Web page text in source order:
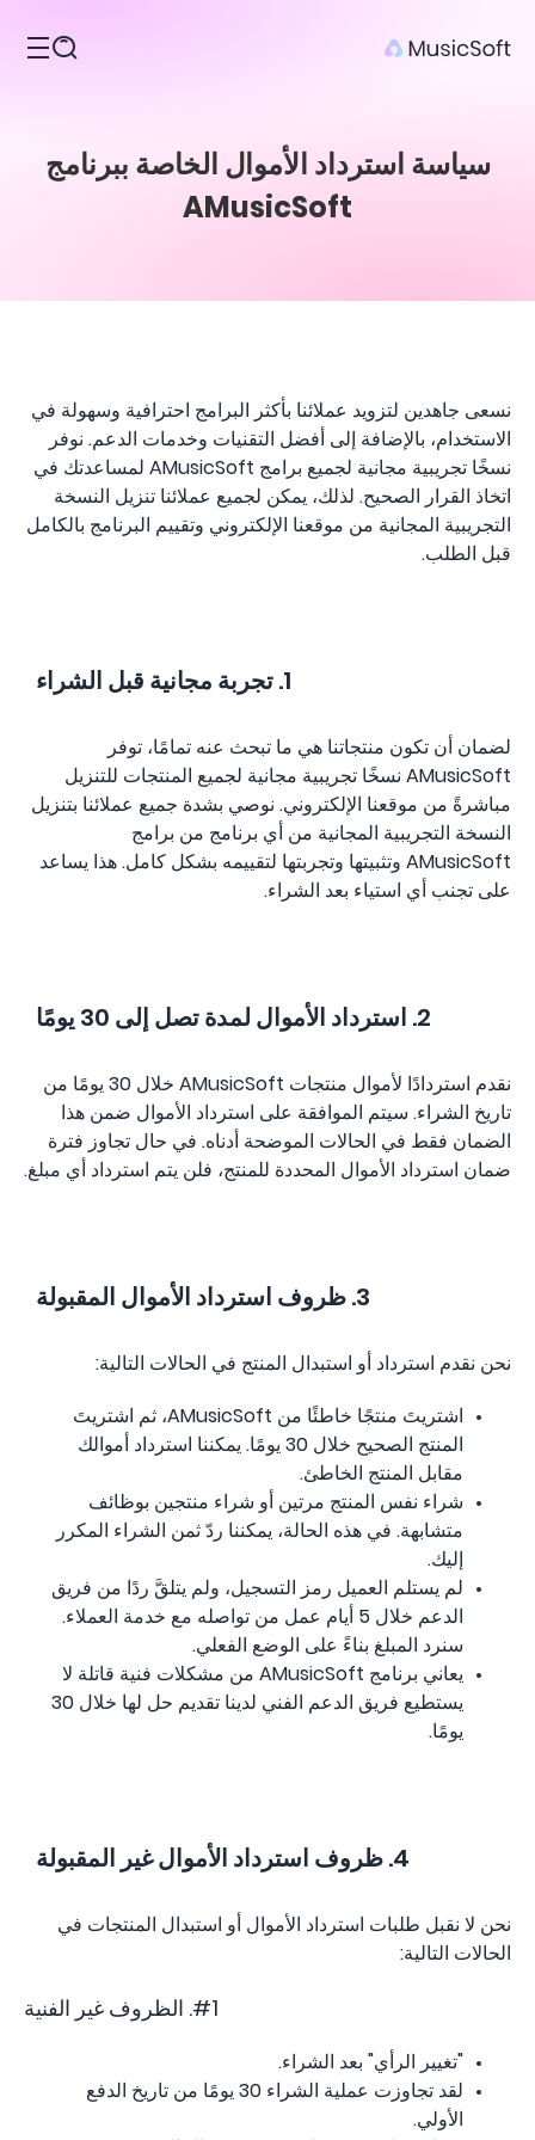
سياسة استرداد الأموال الخاصة ببرنامج
AMusicSoft
نسعى جاهدين لتزويد عملائنا بأكثر البرامج احترافية وسهولة في
الاستخدام، بالإضافة إلى أفضل التقنيات وخدمات الدعم. نوفر
نسخًا تجريبية مجانية لجميع برامج AMusicSoft لمساعدتك في
اتخاذ القرار الصحيح. لذلك، يمكن لجميع عملائنا تنزيل النسخة
التجريبية المجانية من موقعنا الإلكتروني وتقييم البرنامج بالكامل
قبل الطلب.
1. تجربة مجانية قبل الشراء
لضمان أن تكون منتجاتنا هي ما تبحث عنه تمامًا، توفر
AMusicSoft نسخًا تجريبية مجانية لجميع المنتجات للتنزيل
مباشرةً من موقعنا الإلكتروني. نوصي بشدة جميع عملائنا بتنزيل
النسخة التجريبية المجانية من أي برنامج من برامج
AMusicSoft وتثبيتها وتجربتها لتقييمه بشكل كامل. هذا يساعد
على تجنب أي استياء بعد الشراء.
2. استرداد الأموال لمدة تصل إلى 30 يومًا
نقدم استردادًا لأموال منتجات AMusicSoft خلال 30 يومًا من
تاريخ الشراء. سيتم الموافقة على استرداد الأموال ضمن هذا
الضمان فقط في الحالات الموضحة أدناه. في حال تجاوز فترة
ضمان استرداد الأموال المحددة للمنتج، فلن يتم استرداد أي مبلغ.
3. ظروف استرداد الأموال المقبولة
نحن نقدم استرداد أو استبدال المنتج في الحالات التالية:
اشتريتَ منتجًا خاطئًا من AMusicSoft، ثم اشتريتَ
المنتج الصحيح خلال 30 يومًا. يمكننا استرداد أموالك
مقابل المنتج الخاطئ.
شراء نفس المنتج مرتين أو شراء منتجين بوظائف
متشابهة. في هذه الحالة، يمكننا ردّ ثمن الشراء المكرر
إليك.
لم يستلم العميل رمز التسجيل، ولم يتلقَّ ردًا من فريق
الدعم خلال 5 أيام عمل من تواصله مع خدمة العملاء.
سنرد المبلغ بناءً على الوضع الفعلي.
يعاني برنامج AMusicSoft من مشكلات فنية قاتلة لا
يستطيع فريق الدعم الفني لدينا تقديم حل لها خلال 30
يومًا.
4. ظروف استرداد الأموال غير المقبولة
نحن لا نقبل طلبات استرداد الأموال أو استبدال المنتجات في
الحالات التالية:
#1. الظروف غير الفنية
"تغيير الرأي" بعد الشراء.
لقد تجاوزت عملية الشراء 30 يومًا من تاريخ الدفع
الأولي.